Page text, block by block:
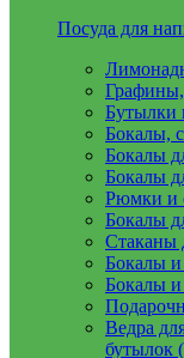
Посуда для
Бутылки
Бокалы,
Бокалы
Бокалы
Рюмки и
Бокалы
Стаканы
Бокалы и
Бокалы и
Ведра
бутылок